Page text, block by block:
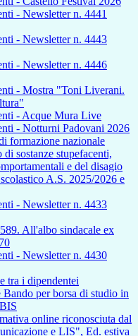
- Newsletter n. 4441
- Newsletter n. 4443
- Newsletter n. 4446
- Mostra "Toni Liverani.
- Acque Mura Live
- Notturni Padovani 2026
formazione nazionale
sostanze stupefacenti,
e del disagio
A.S. 2025/2026 e
- Newsletter n. 4433
All'albo sindacale ex
- Newsletter n. 4430
tra i dipendentei
per borsa di studio in
online riconosciuta dal
e LIS", Ed. estiva